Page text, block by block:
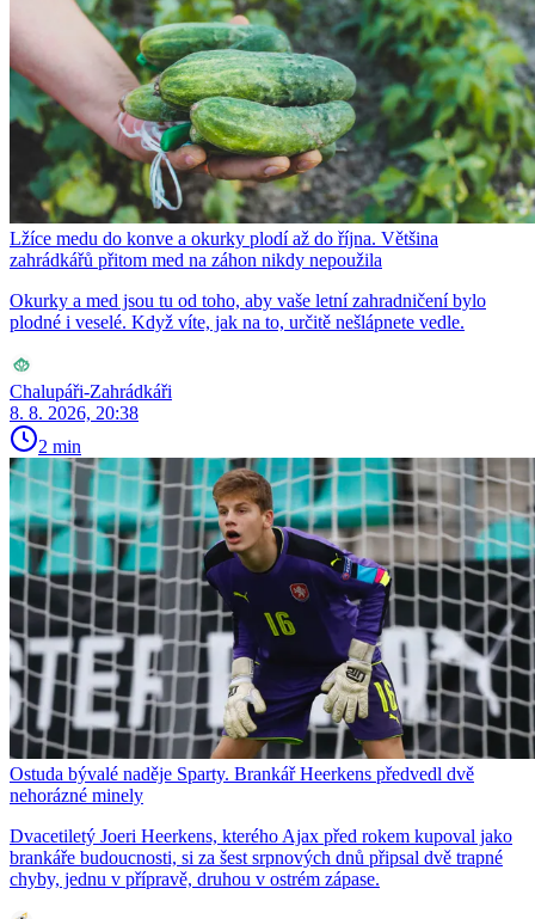
Lžíce medu do konve a okurky plodí až do října. Většina
zahrádkářů přitom med na záhon nikdy nepoužila
Okurky a med jsou tu od toho, aby vaše letní zahradničení bylo
plodné i veselé. Když víte, jak na to, určitě nešlápnete vedle.
Chalupáři-Zahrádkáři
8. 8. 2026, 20:38
2 min
Ostuda bývalé naděje Sparty. Brankář Heerkens předvedl dvě
nehorázné minely
Dvacetiletý Joeri Heerkens, kterého Ajax před rokem kupoval jako
brankáře budoucnosti, si za šest srpnových dnů připsal dvě trapné
chyby, jednu v přípravě, druhou v ostrém zápase.